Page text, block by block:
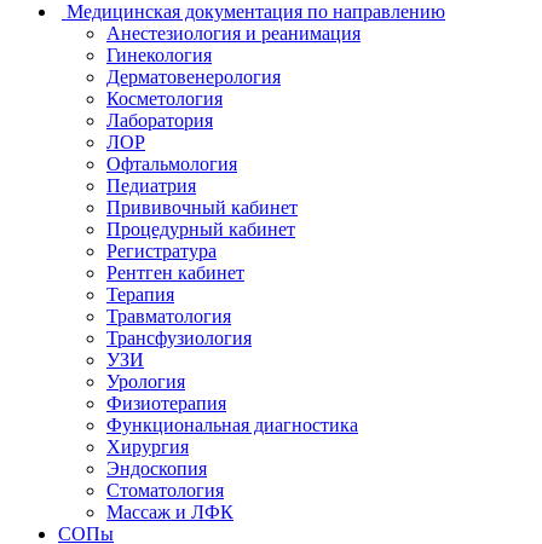
Медицинская документация по направлению
Анестезиология и реанимация
Гинекология
Дерматовенерология
Косметология
Лаборатория
ЛОР
Офтальмология
Педиатрия
Прививочный кабинет
Процедурный кабинет
Регистратура
Рентген кабинет
Терапия
Травматология
Трансфузиология
УЗИ
Урология
Физиотерапия
Функциональная диагностика
Хирургия
Эндоскопия
Стоматология
Массаж и ЛФК
СОПы